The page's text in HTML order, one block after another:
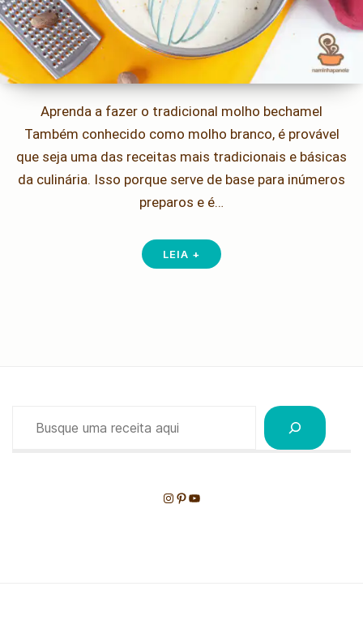
Aprenda a fazer o tradicional molho bechamel
Também conhecido como molho branco, é provável
que seja uma das receitas mais tradicionais e básicas
da culinária. Isso porque serve de base para inúmeros
preparos e é…
LEIA +
Instagram
Pinterest
Youtube